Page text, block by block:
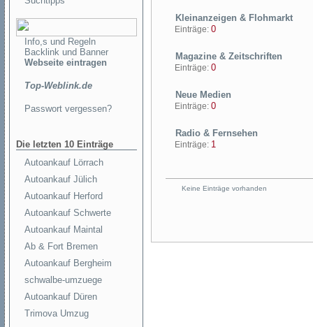
Info,s und Regeln
Backlink und Banner
Webseite eintragen
Top-Weblink.de
Passwort vergessen?
Die letzten 10 Einträge
Autoankauf Lörrach
Autoankauf Jülich
Autoankauf Herford
Autoankauf Schwerte
Autoankauf Maintal
Ab & Fort Bremen
Autoankauf Bergheim
schwalbe-umzuege
Autoankauf Düren
Trimova Umzug
Kleinanzeigen & Flohmarkt
Einträge: 0
Magazine & Zeitschriften
Einträge: 0
Neue Medien
Einträge: 0
Radio & Fernsehen
Einträge: 1
Keine Einträge vorhanden